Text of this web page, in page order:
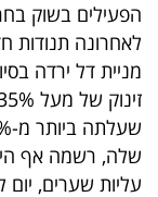
מייל
אדום
פרסמו
באייס
הפעילים בשוק
לאחרונה תנודות
מניית דל ירדה
שלה, רשמה אף